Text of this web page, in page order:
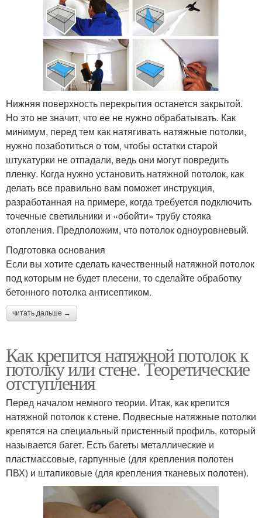
Нижняя поверхность перекрытия останется закрытой.
Но это не значит, что ее не нужно обрабатывать. Как
минимум, перед тем как натягивать натяжные потолки,
нужно позаботиться о том, чтобы остатки старой
штукатурки не отпадали, ведь они могут повредить
пленку. Когда нужно установить натяжной потолок, как
делать все правильно вам поможет инструкция,
разработанная на примере, когда требуется подключить
точечные светильники и «обойти» трубу стояка
отопления. Предположим, что потолок одноуровневый.
Подготовка основания
Если вы хотите сделать качественный натяжной потолок
под которым не будет плесени, то сделайте обработку
бетонного потолка антисептиком.
читать дальше →
Как крепится натяжной потолок к
потолку или стене. Теоретические
отступления
Перед началом немного теории. Итак, как крепится
натяжной потолок к стене. Подвесные натяжные потолки
крепятся на специальный пристенный профиль, который
называется багет. Есть багеты металлические и
пластмассовые, гарпунные (для крепления полотен
ПВХ) и штапиковые (для крепления тканевых полотен).